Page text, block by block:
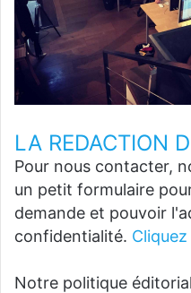
LA REDACTION
Pour nous contacter,
un petit formulaire
demande et pouvoir
confidentialité.
Notre politique